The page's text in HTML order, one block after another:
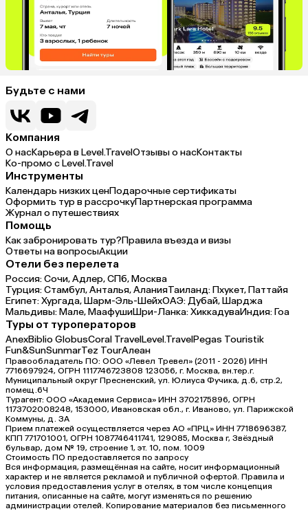
Будьте с нами
Компания
О насКарьера в Level.TravelОтзывы о насКонтакты
Ко-промо с Level.Travel
Инструменты
Календарь низких ценПодарочные сертификаты
Оформить тур в рассрочкуПартнерская программа
Журнал о путешествиях
Помощь
Как забронировать тур?Правила въезда и визы
Ответы на вопросыАкции
Отели без перелета
Россия:Сочи,Адлер,СПб,Москва
Турция:Стамбул,Анталья,АланияТаиланд:Пхукет,Паттайя
Египет:Хургада,Шарм-Эль-ШейхОАЭ:Дубай,Шарджа
Мальдивы:Мале,МаафушиШри-Ланка:ХиккадуваИндия:Гоа
Туры от туроператоров
AnexBiblio GlobusCoral TravelLevel.TravelPegas Touristik
Fun&SunSunmarTez TourАлеан
Правообладатель ПО: ООО «Левел Тревел» (2011 - 2026) ИНН
7716697924, ОГРН 1117746723808 123056, г. Москва, вн.тер.г.
Муниципальный округ Пресненский, ул. Юлиуса Фучика, д.6, стр.2,
помещ.6Ч
Турагент: ООО «Академия Сервиса» ИНН 3702175896, ОГРН
1173702008248, 153000, Ивановская обл., г. Иваново, ул. Парижской
Коммуны, д. ЗА
Прием платежей осуществляется через АО «ПРЦ» ИНН 7718696387,
КПП 771701001, ОГРН 1087746411741, 129085, Москва г, Звёздный
бульвар, дом № 19, строение 1, эт. 10, пом. 1009
Стоимость ПО предоставляется по запросу
Вся информация, размещённая на сайте, носит информационный
характер и не является рекламой и публичной офертой. Правила и
условия предоставления услуг в отелях, в том числе концепция
питания, описанные на сайте, могут изменяться по решению
администрации отелей. Копирование материалов без письменного